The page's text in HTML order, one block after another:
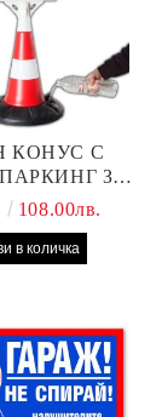
КОНУС С
ЗА
108.00лв.